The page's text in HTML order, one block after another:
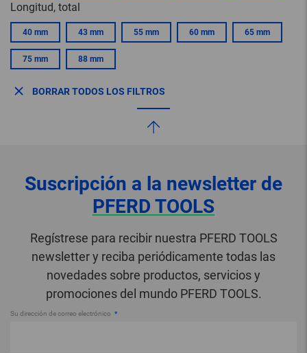
Longitud, total
40 mm 43 mm 55 mm 60 mm 65 mm
75 mm 88 mm
BORRAR TODOS LOS FILTROS
Suscripción a la newsletter de
PFERD TOOLS
Regístrese para recibir nuestra PFERD TOOLS
newsletter y reciba periódicamente todas las
novedades sobre productos, servicios y
promociones del mundo PFERD TOOLS.
Su dirección de correo electrónico